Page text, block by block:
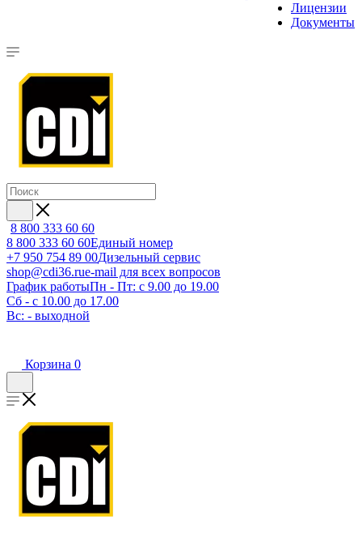
Лицензии
Документы
8 800 333 60 60
8 800 333 60 60Единый номер
+7 950 754 89 00Дизельный сервис
shop@cdi36.rue-mail для всех вопросов
График работыПн - Пт: с 9.00 до 19.00
Сб - с 10.00 до 17.00
Вс: - выходной
Корзина 0